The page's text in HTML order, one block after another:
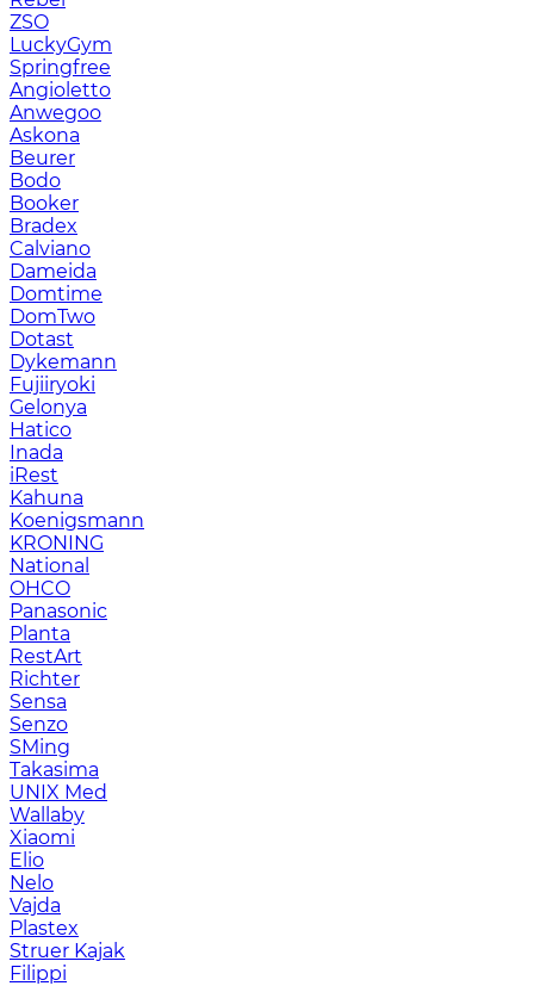
ZSO
LuckyGym
Springfree
Angioletto
Anwegoo
Askona
Beurer
Bodo
Booker
Bradex
Calviano
Dameida
Domtime
DomTwo
Dotast
Dykemann
Fujiiryoki
Gelonya
Hatico
Inada
iRest
Kahuna
Koenigsmann
KRONING
National
OHCO
Panasonic
Planta
RestArt
Richter
Sensa
Senzo
SMing
Takasima
UNIX Med
Wallaby
Xiaomi
Elio
Nelo
Vajda
Plastex
Struer Kajak
Filippi